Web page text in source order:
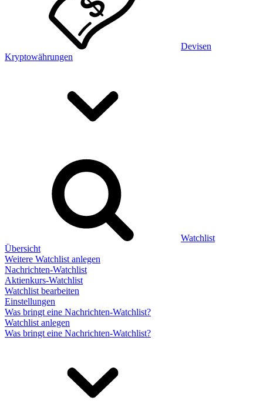
Devisen
Kryptowährungen
Watchlist
Übersicht
Weitere Watchlist anlegen
Nachrichten-Watchlist
Aktienkurs-Watchlist
Watchlist bearbeiten
Einstellungen
Was bringt eine Nachrichten-Watchlist?
Watchlist anlegen
Was bringt eine Nachrichten-Watchlist?